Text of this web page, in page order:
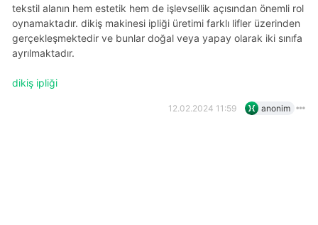
tekstil alanın hem estetik hem de işlevsellik açısından önemli rol
oynamaktadır. dikiş makinesi ipliği üretimi farklı lifler üzerinden
gerçekleşmektedir ve bunlar doğal veya yapay olarak iki sınıfa
ayrılmaktadır.
dikiş ipliği
12.02.2024 11:59 anonim